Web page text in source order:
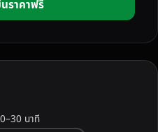
นราคาฟรี
นาที